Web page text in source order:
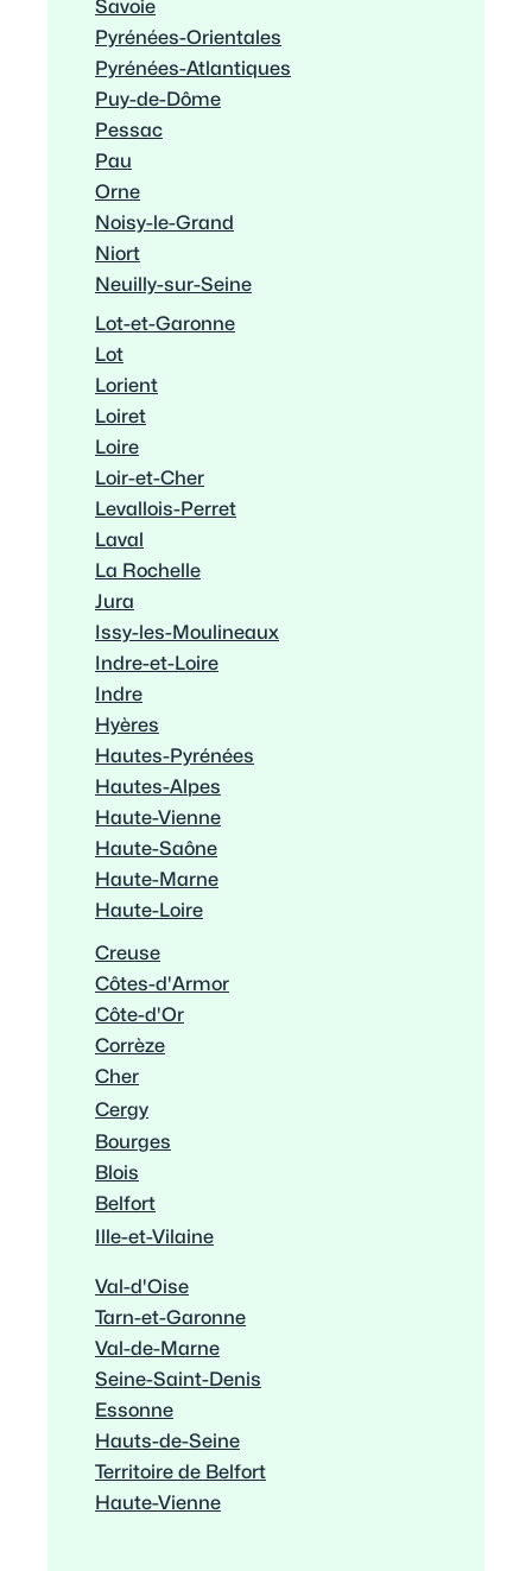
Savoie
Pyrénées-Orientales
Pyrénées-Atlantiques
Puy-de-Dôme
Pessac
Pau
Orne
Noisy-le-Grand
Niort
Neuilly-sur-Seine
Lot-et-Garonne
Lot
Lorient
Loiret
Loire
Loir-et-Cher
Levallois-Perret
Laval
La Rochelle
Jura
Issy-les-Moulineaux
Indre-et-Loire
Indre
Hyères
Hautes-Pyrénées
Hautes-Alpes
Haute-Vienne
Haute-Saône
Haute-Marne
Haute-Loire
Creuse
Côtes-d'Armor
Côte-d'Or
Corrèze
Cher
Cergy
Bourges
Blois
Belfort
Ille-et-Vilaine
Val-d'Oise
Tarn-et-Garonne
Val-de-Marne
Seine-Saint-Denis
Essonne
Hauts-de-Seine
Territoire de Belfort
Haute-Vienne